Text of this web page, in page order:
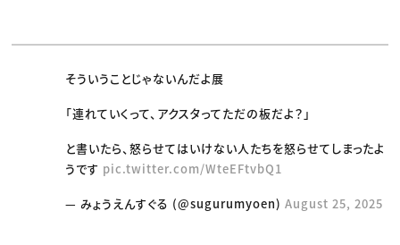
そういうことじゃないんだよ展
「連れていくって、アクスタってただの板だよ？」
と書いたら、怒らせてはいけない人たちを怒らせてしまったよ
うです pic.twitter.com/WteEFtvbQ1
— みょうえんすぐる (@sugurumyoen)August 25, 2025